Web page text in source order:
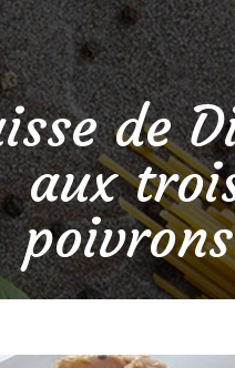
de
aux